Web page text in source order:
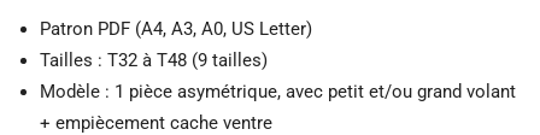
Patron PDF (A4, A3, A0, US Letter)
Tailles : T32 à T48 (9 tailles)
Modèle : 1 pièce asymétrique, avec petit et/ou grand volant
+ empiècement cache ventre